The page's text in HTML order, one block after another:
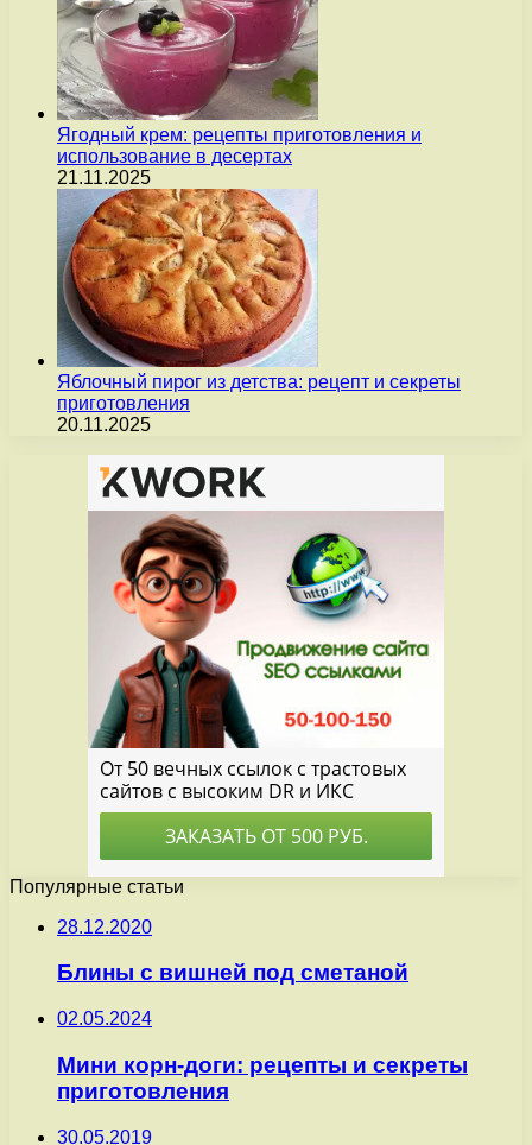
Ягодный крем: рецепты приготовления и
использование в десертах
21.11.2025
Яблочный пирог из детства: рецепт и секреты
приготовления
20.11.2025
Популярные статьи
28.12.2020
Блины с вишней под сметаной
02.05.2024
Мини корн-доги: рецепты и секреты
приготовления
30.05.2019